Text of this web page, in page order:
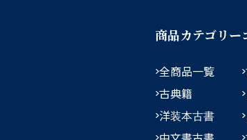
商品カテゴリー
全商品一覧
古典籍
洋装本古書